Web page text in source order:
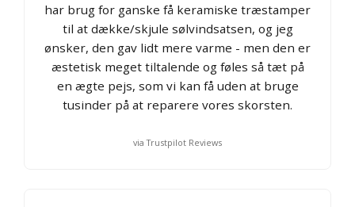
har brug for ganske få keramiske træstamper
til at dække/skjule sølvindsatsen, og jeg
ønsker, den gav lidt mere varme - men den er
æstetisk meget tiltalende og føles så tæt på
en ægte pejs, som vi kan få uden at bruge
tusinder på at reparere vores skorsten.
via Trustpilot Reviews